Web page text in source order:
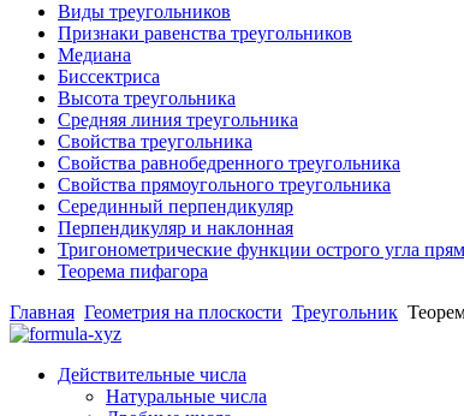
Виды треугольников
Признаки равенства треугольников
Медиана
Биссектриса
Высота треугольника
Средняя линия треугольника
Свойства треугольника
Свойства равнобедренного треугольника
Свойства прямоугольного треугольника
Серединный перпендикуляр
Перпендикуляр и наклонная
Тригонометрические функции острого угла
Теорема пифагора
Главная Геометрия на плоскости Треугольник
Действительные числа
Натуральные числа